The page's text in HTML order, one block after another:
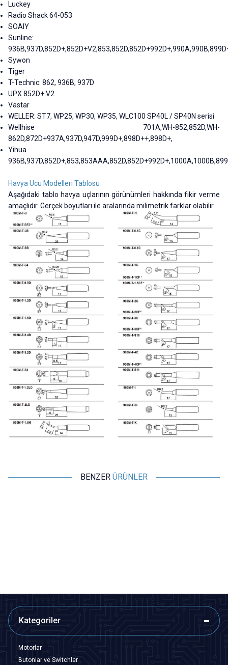
Luckey
Radio Shack 64-053
SOAIY
Sunline:
Sywon
Tiger
T-Technic: 862, 936B, 937D
UPX 852D+ V2
Vastar
WELLER: ST7, WP25, WP30, WP35, WLC100 SP40L / SP40N serisi
Wellhise 701A,WH-852,852D,WH-
862D,872D+937A,937D,947D,999D+,898D++,898D+,
Yihua
Havya Ucu Modelleri Tablosu
Aşağıdaki tablo havya uçlarının görünümleri hakkında fikir verme
amaçlıdır. Gerçek boyutları ile aralarında milimetrik farklar olabilir.
BENZER ÜRÜNLER
Kategoriler
Motorlar
Butonlar ve Switchler